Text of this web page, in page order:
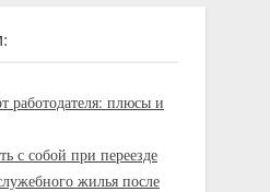
работодателя: плюсы и
с собой при переезде
жилья после